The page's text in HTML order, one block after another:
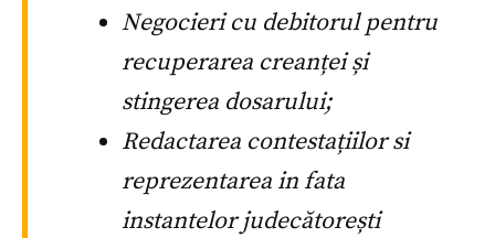
Negocieri cu debitorul pentru
recuperarea creanței și
stingerea dosarului;
Redactarea contestațiilor si
reprezentarea in fata
instantelor judecătorești